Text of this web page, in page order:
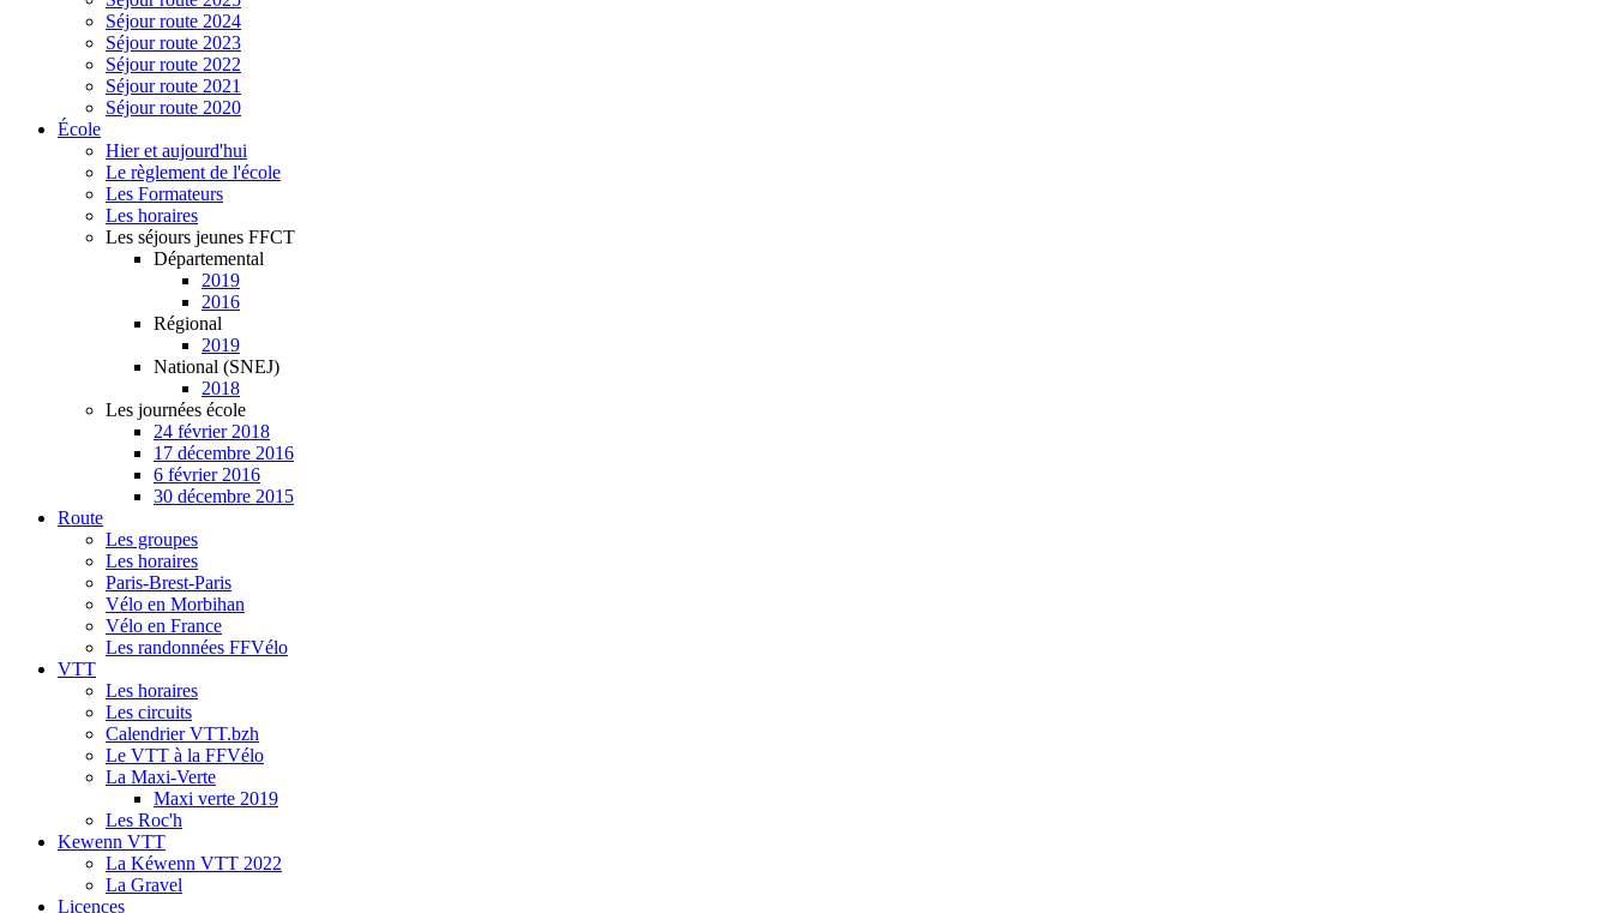
Séjour route 2024
Séjour route 2023
Séjour route 2022
Séjour route 2021
Séjour route 2020
École
Hier et aujourd'hui
Le règlement de l'école
Les Formateurs
Les horaires
Les séjours jeunes FFCT
Départemental
2019
2016
Régional
2019
National (SNEJ)
2018
Les journées école
24 février 2018
17 décembre 2016
6 février 2016
30 décembre 2015
Route
Les groupes
Les horaires
Paris-Brest-Paris
Vélo en Morbihan
Vélo en France
Les randonnées FFVélo
VTT
Les horaires
Les circuits
Calendrier VTT.bzh
Le VTT à la FFVélo
La Maxi-Verte
Maxi verte 2019
Les Roc'h
Kewenn VTT
La Kéwenn VTT 2022
La Gravel
Licences